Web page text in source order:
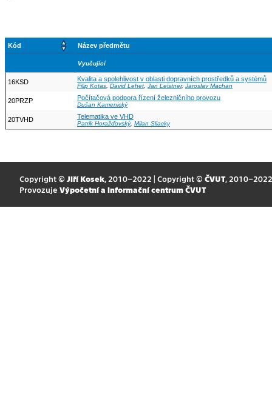
Kód Název předmětu
Vyučující
16KSD Kvalita a spolehlivost v oblasti dopravních prostředků a systémů
Filip Kotas, David Lehet, Jan Leistner, Jaroslav Machan
20PRZP Počítačová podpora řízení železničního provozu
Dušan Kamenický
20TVHD Telematika ve VHD
Patrik Horažďovský, Milan Sliacky
Copyright © Jiří Kosek, 2010–2022 | Copyright © ČVUT, 2010–2022
Provozuje Výpočetní a informační centrum ČVUT